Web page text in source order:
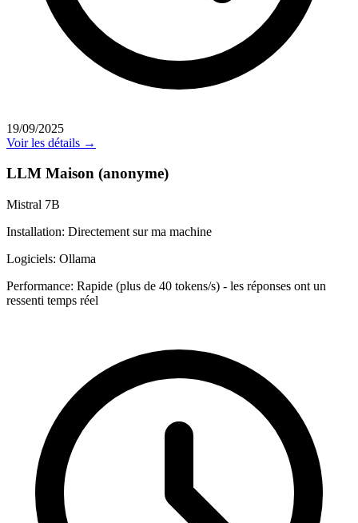
19/09/2025
Voir les détails →
LLM Maison (anonyme)
Mistral 7B
Installation: Directement sur ma machine
Logiciels: Ollama
Performance: Rapide (plus de 40 tokens/s) - les réponses ont un
ressenti temps réel